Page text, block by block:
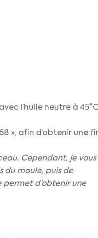
l’huile neutre à
», afin d’obtenir une
Cependant, je vous
du moule, puis de
permet d’obtenir une